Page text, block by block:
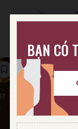
BẠN CÓ